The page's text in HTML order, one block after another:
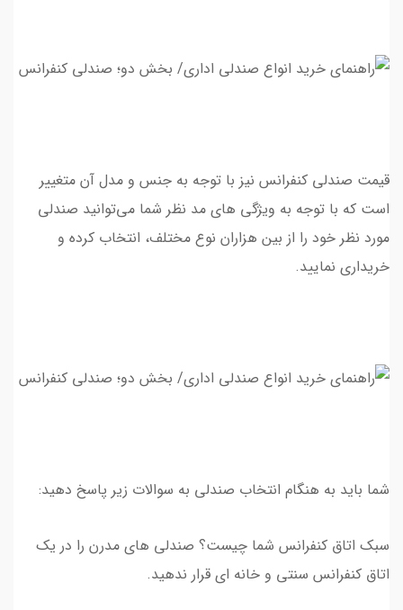
قیمت صندلی کنفرانس نیز با توجه به جنس و مدل آن متغییر
است که با توجه به ویژگی های مد نظر شما می‌توانید صندلي
مورد نظر خود را از بين هزاران نوع مختلف، انتخاب كرده و
خريداري نماييد.
شما بايد به هنگام انتخاب صندلي به سوالات زير پاسخ دهيد:
سبک اتاق کنفرانس شما چیست؟ صندلی های مدرن را در یک
اتاق کنفرانس سنتی و خانه ای قرار ندهید.